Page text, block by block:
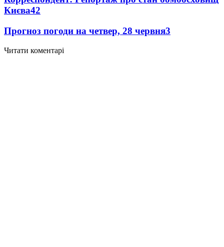
Києва42
Прогноз погоди на четвер, 28 червня3
Читати коментарі